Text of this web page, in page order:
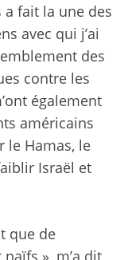
a fait la une des
avec qui j’ai
des
contre les
également
américains
le Hamas, le
Israël et
que de
», m’a dit